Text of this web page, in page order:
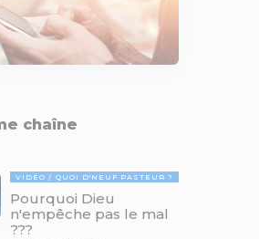
chaîne
VIDÉO QUOI D'NEUF PASTEUR ?
Pourquoi Dieu
n'empêche pas le mal
???